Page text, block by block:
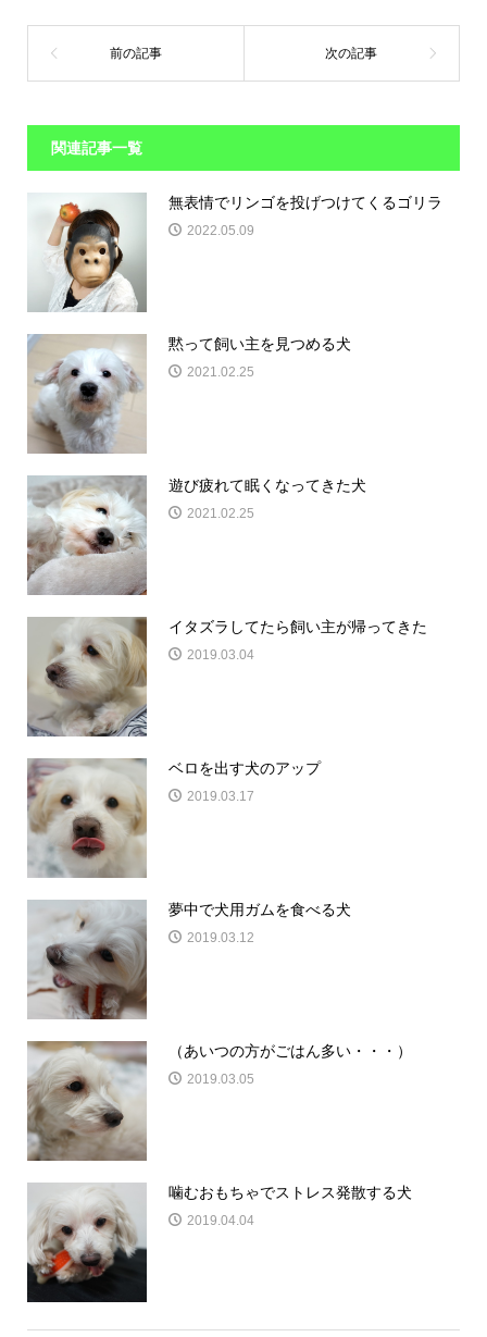
関連記事一覧
無表情でリンゴを投げつけてくるゴリラ
2022.05.09
黙って飼い主を見つめる犬
2021.02.25
遊び疲れて眠くなってきた犬
2021.02.25
イタズラしてたら飼い主が帰ってきた
2019.03.04
ベロを出す犬のアップ
2019.03.17
夢中で犬用ガムを食べる犬
2019.03.12
（あいつの方がごはん多い・・・）
2019.03.05
噛むおもちゃでストレス発散する犬
2019.04.04